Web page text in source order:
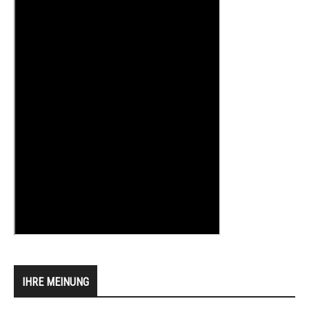
IHRE MEINUNG